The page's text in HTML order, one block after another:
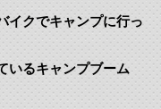
イクでキャンプに行っ
いるキャンプブーム